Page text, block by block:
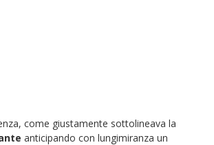
come giustamente sottolineava la
anticipando con lungimiranza un